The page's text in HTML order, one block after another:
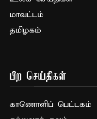
மாவட்டம்
தமிழகம்
பிற செய்திகள்
காணொளிப் பெட்டகம்